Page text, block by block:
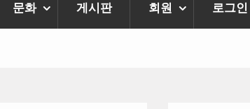
문화 게시판 회원 로그인